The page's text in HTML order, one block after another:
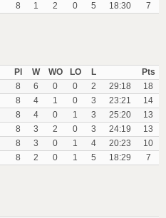
8 1 2 0 5 18:30 7
Pl
W WO LO L
Pts
8 6 0 0 2 29:18
18
8 4 1 0 3 23:21
14
8 4 0 1 3 25:20
13
8 3 2 0 3 24:19
13
8 3 0 1 4 20:23
10
8 2 0 1 5 18:29 7